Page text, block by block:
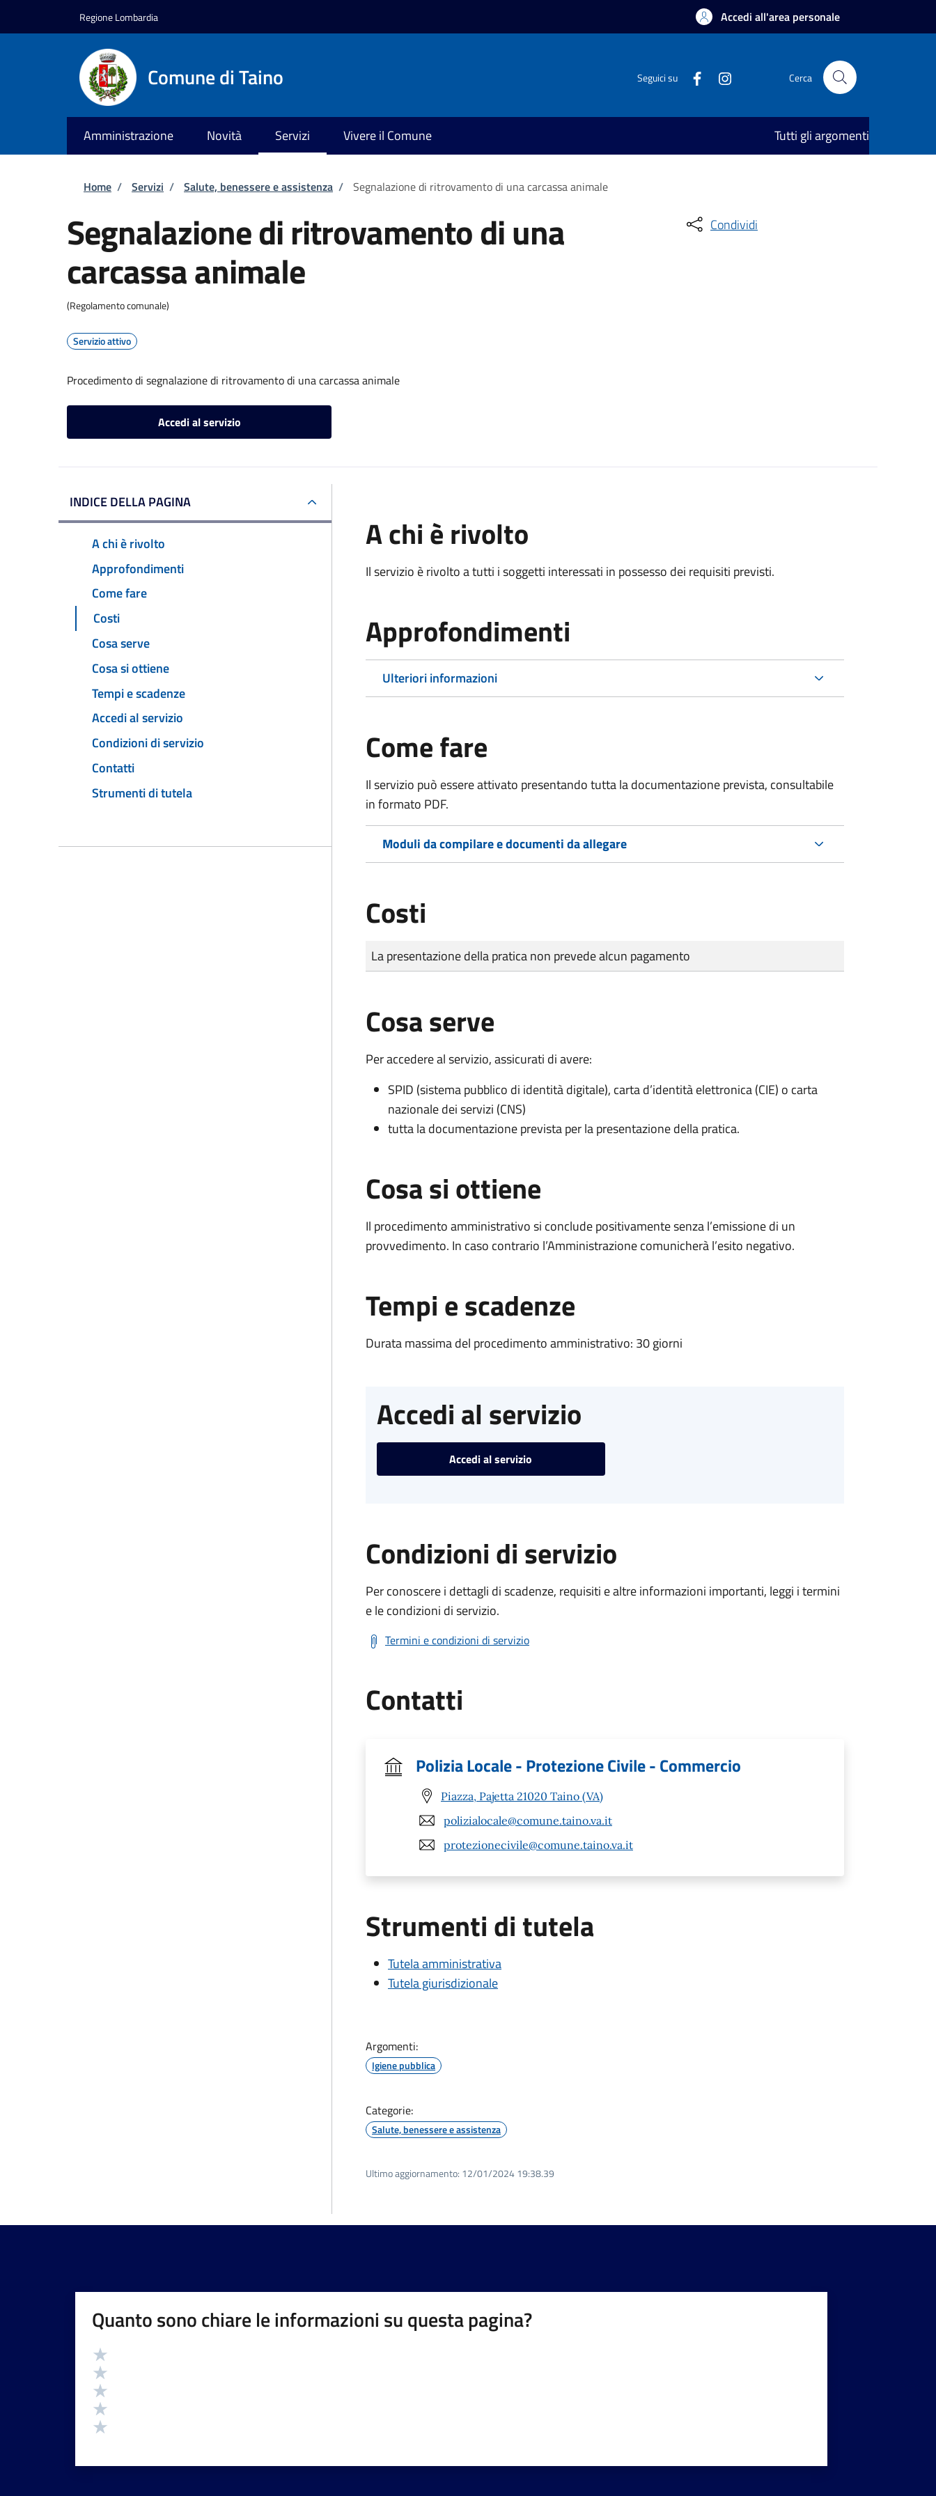
Regione Lombardia Accedi all'area personale
Comune di Taino Seguici su Cerca
Amministrazione Novità Servizi Vivere il Comune Tutti gli argomenti
Briciole di pane
Home / Servizi / Salute, benessere e assistenza / Segnalazione di ritrovamento di una carcassa animale
Segnalazione di ritrovamento di una
carcassa animale
(Regolamento comunale)
Servizio attivo
Procedimento di segnalazione di ritrovamento di una carcassa animale
Accedi al servizio
Condividi
INDICE DELLA PAGINA
A chi è rivolto
Approfondimenti
Come fare
Costi
Cosa serve
Cosa si ottiene
Tempi e scadenze
Accedi al servizio
Condizioni di servizio
Contatti
Strumenti di tutela
A chi è rivolto
Il servizio è rivolto a tutti i soggetti interessati in possesso dei requisiti previsti.
Approfondimenti
Ulteriori informazioni
Come fare
Il servizio può essere attivato presentando tutta la documentazione prevista, consultabile
in formato PDF.
Moduli da compilare e documenti da allegare
Costi
Tipo di pagamento
Importo
La presentazione della pratica non prevede alcun pagamento
Cosa serve
Per accedere al servizio, assicurati di avere:
SPID (sistema pubblico di identità digitale), carta d’identità elettronica (CIE) o carta
nazionale dei servizi (CNS)
tutta la documentazione prevista per la presentazione della pratica.
Cosa si ottiene
Il procedimento amministrativo si conclude positivamente senza l’emissione di un
provvedimento. In caso contrario l’Amministrazione comunicherà l’esito negativo.
Tempi e scadenze
Durata massima del procedimento amministrativo: 30 giorni
Accedi al servizio
Accedi al servizio
Condizioni di servizio
Per conoscere i dettagli di scadenze, requisiti e altre informazioni importanti, leggi i termini
e le condizioni di servizio.
Termini e condizioni di servizio
Contatti
Polizia Locale - Protezione Civile - Commercio
Piazza, Pajetta 21020 Taino (VA)
polizialocale@comune.taino.va.it
protezionecivile@comune.taino.va.it
Strumenti di tutela
Tutela amministrativa
Tutela giurisdizionale
Argomenti:
Igiene pubblica
Categorie:
Salute, benessere e assistenza
Ultimo aggiornamento: 12/01/2024 19:38.39
Quanto sono chiare le informazioni su questa pagina?
Valutazione